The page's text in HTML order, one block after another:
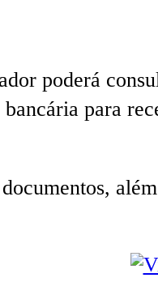
poderá
para